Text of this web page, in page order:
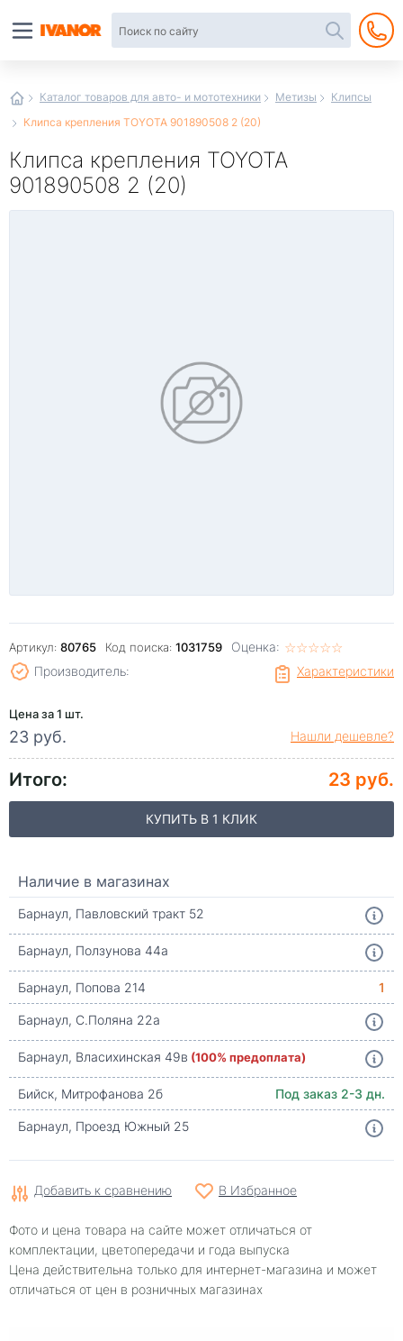
Каталог товаров для авто- и мототехники Метизы
Клипсы
Клипса крепления TOYOTA 901890508 2 (20)
Клипса крепления TOYOTA
901890508 2 (20)
Артикул: 80765 Код поиска: 1031759 Оценка: ☆☆☆☆☆
★★★★★
Характеристики
Производитель:
Цена за 1 шт.
23 руб. Нашли дешевле?
Итого: 23 руб.
КУПИТЬ В 1 КЛИК
Наличие в магазинах
Барнаул, Павловский тракт 52
Барнаул, Ползунова 44а
Барнаул, Попова 214
1
Барнаул, С.Поляна 22а
Барнаул, Власихинская 49в (100% предоплата)
Бийск, Митрофанова 2б
Под заказ 2-3 дн.
Барнаул, Проезд Южный 25
Добавить к сравнению В Избранное
Фото и цена товара на сайте может отличаться от
комплектации, цветопередачи и года выпуска
Цена действительна только для интернет-магазина и может
отличаться от цен в розничных магазинах
интернет-